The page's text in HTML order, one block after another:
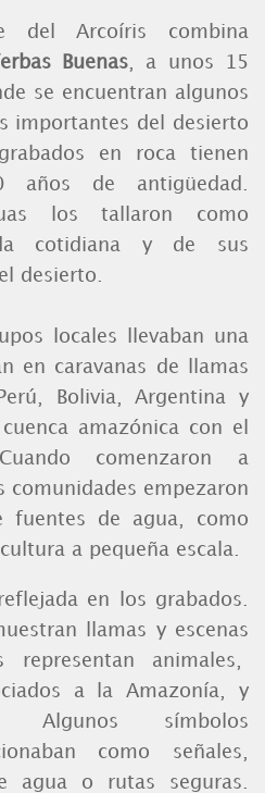
del Arcoíris combina
Buenas , a unos 15
se encuentran algunos
importantes del desierto
en roca tienen
años de antigüedad.
los tallaron como
cotidiana y de sus
desierto.
locales llevaban una
en caravanas de llamas
Bolivia, Argentina y
amazónica con el
comenzaron a
comunidades empezaron
fuentes de agua, como
a pequeña escala.
en los grabados.
llamas y escenas
representan animales,
a la Amazonía, y
Algunos símbolos
como señales,
agua o rutas seguras.